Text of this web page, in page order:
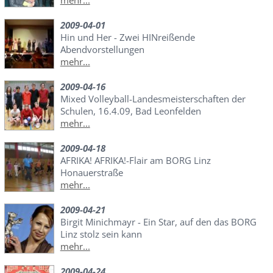
2009-04-01
Hin und Her - Zwei HINreißende
Abendvorstellungen
mehr...
2009-04-16
Mixed Volleyball-Landesmeisterschaften der
Schulen, 16.4.09, Bad Leonfelden
mehr...
2009-04-18
AFRIKA! AFRIKA!-Flair am BORG Linz
Honauerstraße
mehr...
2009-04-21
Birgit Minichmayr - Ein Star, auf den das BORG
Linz stolz sein kann
mehr...